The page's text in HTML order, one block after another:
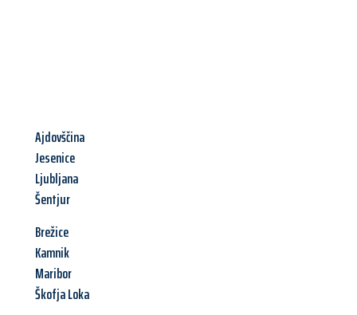
Ajdovščina
Jesenice
Ljubljana
Šentjur
Brežice
Kamnik
Maribor
Škofja Loka